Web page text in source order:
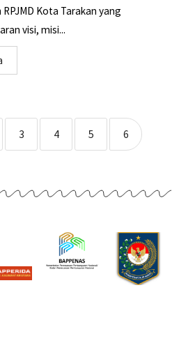
Kota Tarakan yang
visi, misi...
3 4 5 6